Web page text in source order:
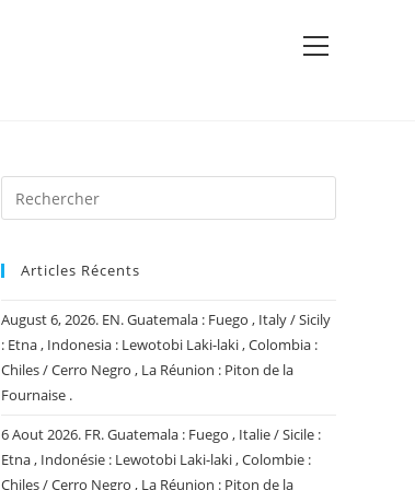
View
Articles Récents
August 6, 2026. EN. Guatemala : Fuego , Italy / Sicily
: Etna , Indonesia : Lewotobi Laki-laki , Colombia :
Chiles / Cerro Negro , La Réunion : Piton de la
Fournaise .
6 Aout 2026. FR. Guatemala : Fuego , Italie / Sicile :
Etna , Indonésie : Lewotobi Laki-laki , Colombie :
Chiles / Cerro Negro , La Réunion : Piton de la